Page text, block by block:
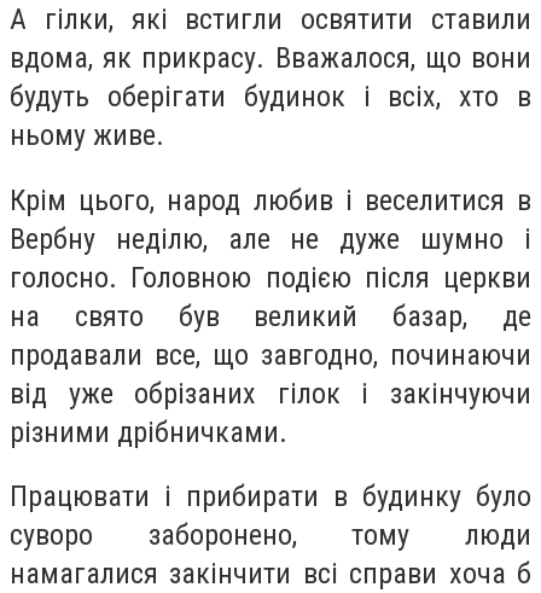
А гілки, які встигли освятити ставили
вдома, як прикрасу. Вважалося, що вони
будуть оберігати будинок і всіх, хто в
ньому живе.
Крім цього, народ любив і веселитися в
Вербну неділю, але не дуже шумно і
голосно. Головною подією після церкви
на свято був великий базар, де
продавали все, що завгодно, починаючи
від уже обрізаних гілок і закінчуючи
різними дрібничками.
Працювати і прибирати в будинку було
суворо заборонено, тому люди
намагалися закінчити всі справи хоча б